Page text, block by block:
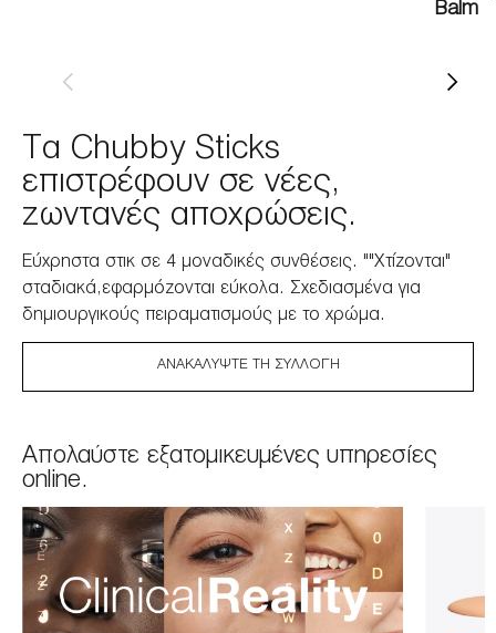
Balm
Τα Chubby Sticks
επιστρέφουν σε νέες,
ζωντανές αποχρώσεις.
Εύχρηστα στικ σε 4 μοναδικές συνθέσεις. ""Χτίζονται"
σταδιακά,εφαρμόζονται εύκολα. Σχεδιασμένα για
δημιουργικούς πειραματισμούς με το χρώμα.
ΑΝΑΚΑΛΎΨΤΕ ΤΗ ΣΥΛΛΟΓΉ
Απολαύστε εξατομικευμένες υπηρεσίες
online.